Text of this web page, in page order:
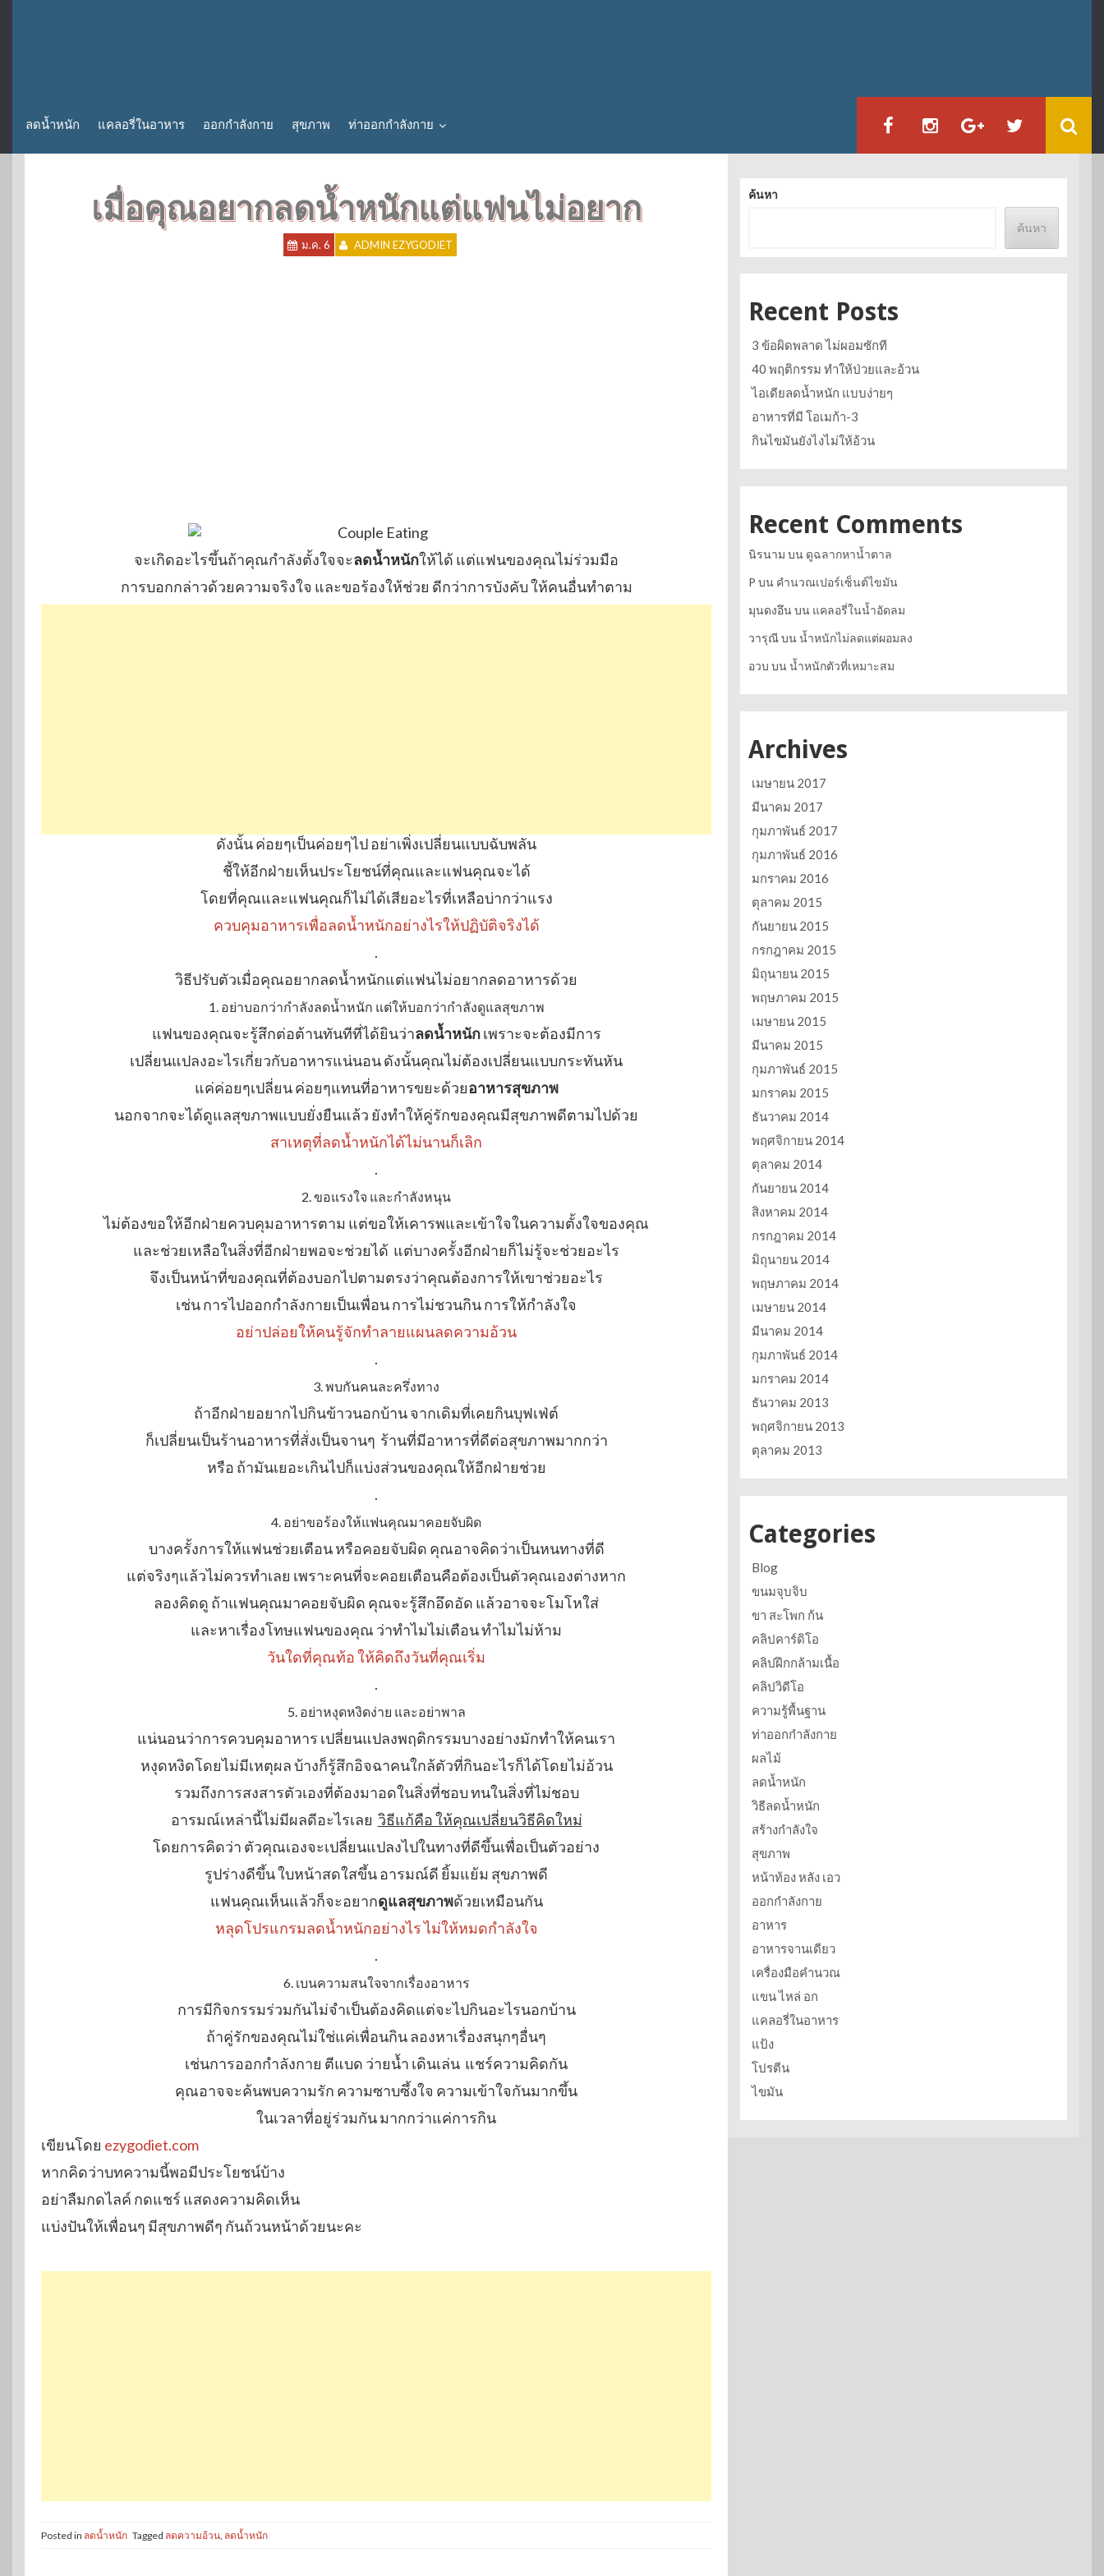
ลดน้ำหนัก แคลอรี่ในอาหาร ออกกำลังกาย สุขภาพ ท่าออกกำลังกาย
เมื่อคุณอยากลดน้ำหนักแต่แฟนไม่อยาก
ม.ค. 6 ADMIN EZYGODIET
จะเกิดอะไรขึ้นถ้าคุณกำลังตั้งใจจะลดน้ำหนักให้ได้ แต่แฟนของคุณไม่ร่วมมือ
การบอกกล่าวด้วยความจริงใจ และขอร้องให้ช่วย ดีกว่าการบังคับ ให้คนอื่นทำตาม
ดังนั้น ค่อยๆเป็นค่อยๆไป อย่าเพิ่งเปลี่ยนแบบฉับพลัน
ชี้ให้อีกฝ่ายเห็นประโยชน์ที่คุณและแฟนคุณจะได้
โดยที่คุณและแฟนคุณก็ไม่ได้เสียอะไรที่เหลือบ่ากว่าแรง
ควบคุมอาหารเพื่อลดน้ำหนักอย่างไรให้ปฏิบัติจริงได้
.
วิธีปรับตัวเมื่อคุณอยากลดน้ำหนักแต่แฟนไม่อยากลดอาหารด้วย
1. อย่าบอกว่ากำลังลดน้ำหนัก แต่ให้บอกว่ากำลังดูแลสุขภาพ
แฟนของคุณจะรู้สึกต่อต้านทันทีที่ได้ยินว่าลดน้ำหนักเพราะจะต้องมีการ
เปลี่ยนแปลงอะไรเกี่ยวกับอาหารแน่นอน ดังนั้นคุณไม่ต้องเปลี่ยนแบบกระทันหัน
แค่ค่อยๆเปลี่ยน ค่อยๆแทนที่อาหารขยะด้วยอาหารสุขภาพ
นอกจากจะได้ดูแลสุขภาพแบบยั่งยืนแล้ว ยังทำให้คู่รักของคุณมีสุขภาพดีตามไปด้วย
สาเหตุที่ลดน้ำหนักได้ไม่นานก็เลิก
.
2. ขอแรงใจ และกำลังหนุน
ไม่ต้องขอให้อีกฝ่ายควบคุมอาหารตาม แต่ขอให้เคารพและเข้าใจในความตั้งใจของคุณ
และช่วยเหลือในสิ่งที่อีกฝ่ายพอจะช่วยได้ แต่บางครั้งอีกฝ่ายก็ไม่รู้จะช่วยอะไร
จึงเป็นหน้าที่ของคุณที่ต้องบอกไปตามตรงว่าคุณต้องการให้เขาช่วยอะไร
เช่น การไปออกกำลังกายเป็นเพื่อน การไม่ชวนกิน การให้กำลังใจ
อย่าปล่อยให้คนรู้จักทำลายแผนลดความอ้วน
.
3. พบกันคนละครึ่งทาง
ถ้าอีกฝ่ายอยากไปกินข้าวนอกบ้าน จากเดิมที่เคยกินบุฟเฟ่ต์
ก็เปลี่ยนเป็นร้านอาหารที่สั่งเป็นจานๆ ร้านที่มีอาหารที่ดีต่อสุขภาพมากกว่า
หรือ ถ้ามันเยอะเกินไปก็แบ่งส่วนของคุณให้อีกฝ่ายช่วย
.
4. อย่าขอร้องให้แฟนคุณมาคอยจับผิด
บางครั้งการให้แฟนช่วยเตือน หรือคอยจับผิด คุณอาจคิดว่าเป็นหนทางที่ดี
แต่จริงๆแล้วไม่ควรทำเลย เพราะคนที่จะคอยเตือนคือต้องเป็นตัวคุณเองต่างหาก
ลองคิดดู ถ้าแฟนคุณมาคอยจับผิด คุณจะรู้สึกอึดอัด แล้วอาจจะโมโหใส่
และหาเรื่องโทษแฟนของคุณ ว่าทำไมไม่เตือน ทำไมไม่ห้าม
วันใดที่คุณท้อ ให้คิดถึงวันที่คุณเริ่ม
.
5. อย่าหงุดหงิดง่าย และอย่าพาล
แน่นอนว่าการควบคุมอาหาร เปลี่ยนแปลงพฤติกรรมบางอย่างมักทำให้คนเรา
หงุดหงิดโดยไม่มีเหตุผล บ้างก็รู้สึกอิจฉาคนใกล้ตัวที่กินอะไรก็ได้โดยไม่อ้วน
รวมถึงการสงสารตัวเองที่ต้องมาอดในสิ่งที่ชอบ ทนในสิ่งที่ไม่ชอบ
อารมณ์เหล่านี้ไม่มีผลดีอะไรเลย วิธีแก้คือ ให้คุณเปลี่ยนวิธีคิดใหม่
โดยการคิดว่า ตัวคุณเองจะเปลี่ยนแปลงไปในทางที่ดีขึ้นเพื่อเป็นตัวอย่าง
รูปร่างดีขึ้น ใบหน้าสดใสขึ้น อารมณ์ดี ยิ้มแย้ม สุขภาพดี
แฟนคุณเห็นแล้วก็จะอยากดูแลสุขภาพด้วยเหมือนกัน
หลุดโปรแกรมลดน้ำหนักอย่างไร ไม่ให้หมดกำลังใจ
.
6. เบนความสนใจจากเรื่องอาหาร
การมีกิจกรรมร่วมกันไม่จำเป็นต้องคิดแต่จะไปกินอะไรนอกบ้าน
ถ้าคู่รักของคุณไม่ใช่แค่เพื่อนกิน ลองหาเรื่องสนุกๆอื่นๆ
เช่นการออกกำลังกาย ตีแบด ว่ายน้ำ เดินเล่น แชร์ความคิดกัน
คุณอาจจะค้นพบความรัก ความซาบซึ้งใจ ความเข้าใจกันมากขึ้น
ในเวลาที่อยู่ร่วมกัน มากกว่าแค่การกิน
เขียนโดย ezygodiet.com
หากคิดว่าบทความนี้พอมีประโยชน์บ้าง
อย่าลืมกดไลค์ กดแชร์ แสดงความคิดเห็น
แบ่งปันให้เพื่อนๆ มีสุขภาพดีๆ กันถ้วนหน้าด้วยนะคะ
Posted in ลดน้ำหนัก Tagged ลดความอ้วน ลดน้ำหนัก
ค้นหา
ค้นหา
Recent Posts
3 ข้อผิดพลาด ไม่ผอมซักที
40 พฤติกรรม ทำให้ป่วยและอ้วน
ไอเดียลดน้ำหนัก แบบง่ายๆ
อาหารที่มี โอเมก้า-3
กินไขมันยังไงไม่ให้อ้วน
Recent Comments
นิรนาม บน ดูฉลากหาน้ำตาล
P บน คำนวณเปอร์เซ็นต์ไขมัน
มุนดงอึน บน แคลอรี่ในน้ำอัดลม
วารุณีบน น้ำหนักไม่ลดแต่ผอมลง
อวบ บน น้ำหนักตัวที่เหมาะสม
Archives
เมษายน 2017
มีนาคม 2017
กุมภาพันธ์ 2017
กุมภาพันธ์ 2016
มกราคม 2016
ตุลาคม 2015
กันยายน 2015
กรกฎาคม 2015
มิถุนายน 2015
พฤษภาคม 2015
เมษายน 2015
มีนาคม 2015
กุมภาพันธ์ 2015
มกราคม 2015
ธันวาคม 2014
พฤศจิกายน 2014
ตุลาคม 2014
กันยายน 2014
สิงหาคม 2014
กรกฎาคม 2014
มิถุนายน 2014
พฤษภาคม 2014
เมษายน 2014
มีนาคม 2014
กุมภาพันธ์ 2014
มกราคม 2014
ธันวาคม 2013
พฤศจิกายน 2013
ตุลาคม 2013
Categories
Blog
ขนมจุบจิบ
ขา สะโพก ก้น
คลิปคาร์ดิโอ
คลิปฝึกกล้ามเนื้อ
คลิปวิดีโอ
ความรู้พื้นฐาน
ท่าออกกำลังกาย
ผลไม้
ลดน้ำหนัก
วิธีลดน้ำหนัก
สร้างกำลังใจ
สุขภาพ
หน้าท้อง หลัง เอว
ออกกำลังกาย
อาหาร
อาหารจานเดียว
เครื่องมือคำนวณ
แขน ไหล่ อก
แคลอรี่ในอาหาร
แป้ง
โปรตีน
ไขมัน